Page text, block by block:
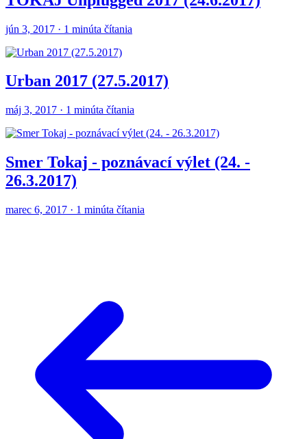
jún 3, 2017 · 1 minúta čítania
Urban 2017 (27.5.2017)
máj 3, 2017 · 1 minúta čítania
Smer Tokaj - poznávací výlet (24. -
26.3.2017)
marec 6, 2017 · 1 minúta čítania